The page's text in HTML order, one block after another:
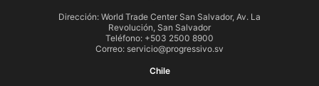
Dirección: World Trade Center San Salvador, Av. La
Revolución, San Salvador
Teléfono: +503 2500 8900
Correo: servicio@progressivo.sv
Chile